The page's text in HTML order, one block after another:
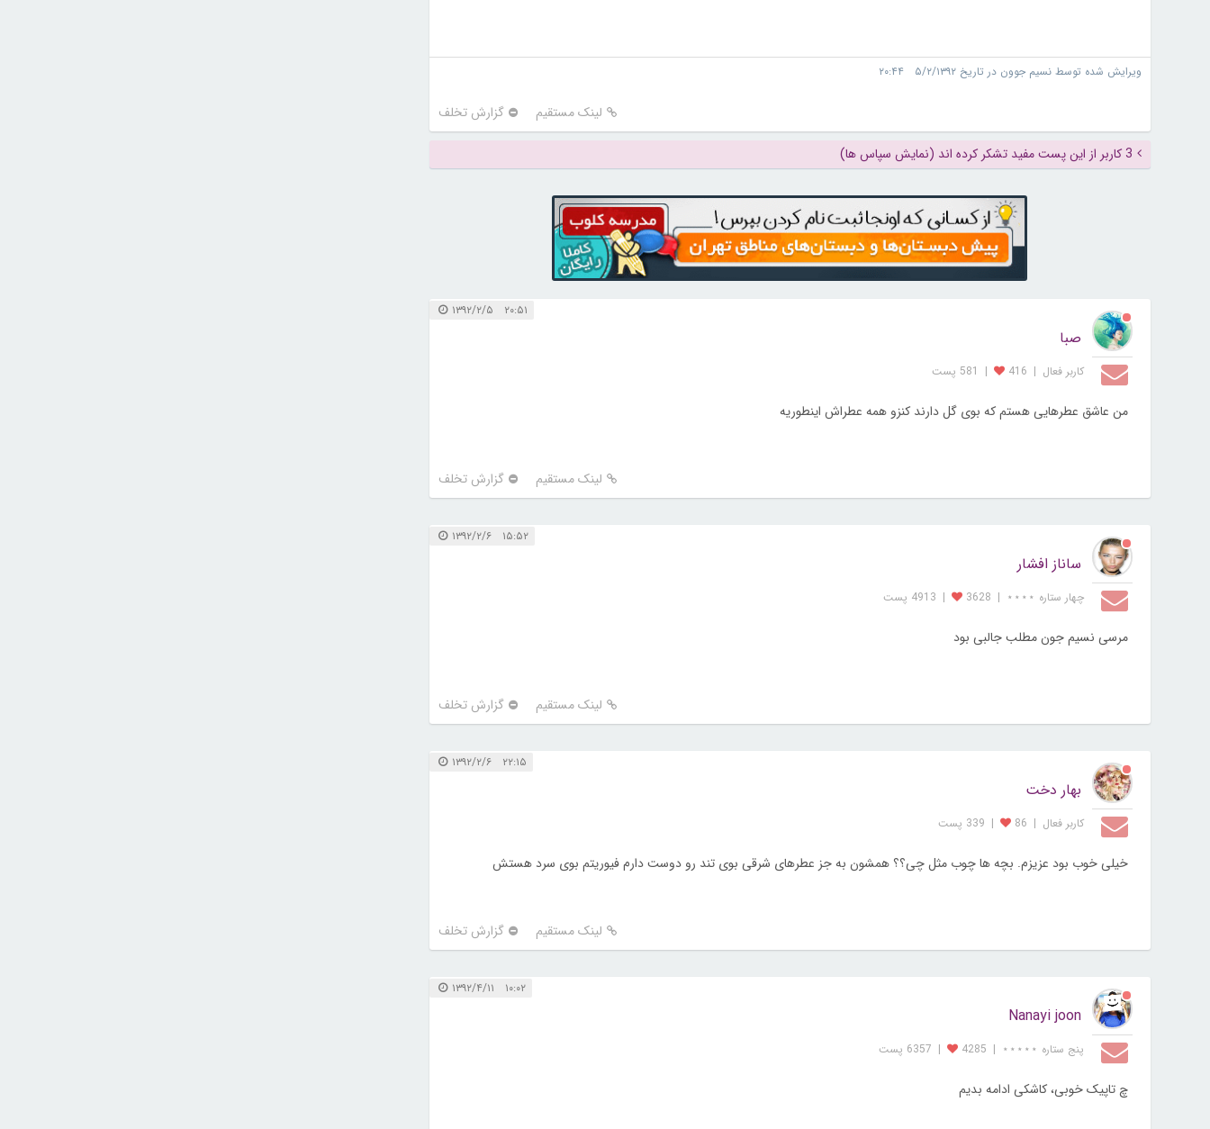
ویرایش شده توسط نسیم جوون در تاریخ ۵/۲/۱۳۹۲ ۲۰:۴۴
لینک مستقیم گزارش تخلف
3 کاربر از این پست مفید تشکر کرده اند (نمایش سپاس ها)
۲۰:۵۱ ۱۳۹۲/۲/۵
صبا
کاربر فعال |
416
| 581 پست
من عاشق عطرهایی هستم که بوی گل دارند کنزو همه عطراش اینطوریه
لینک مستقیم گزارش تخلف
۱۵:۵۲ ۱۳۹۲/۲/۶
ساناز افشار
چهار ستاره ⋆⋆⋆⋆ |
3628
| 4913 پست
مرسی نسیم جون مطلب جالبی بود
لینک مستقیم گزارش تخلف
۲۲:۱۵ ۱۳۹۲/۲/۶
بهار دخت
کاربر فعال |
86
| 339 پست
خیلی خوب بود عزیزم. بچه ها چوب مثل چی؟؟ همشون به جز عطرهای شرقی بوی تند رو دوست دارم فیوریتم بوی سرد هستش
لینک مستقیم گزارش تخلف
۱۰:۰۲ ۱۳۹۲/۴/۱۱
Nanayi joon
پنج ستاره ⋆⋆⋆⋆⋆ |
4285
| 6357 پست
چ تاپیک خوبی، کاشکی ادامه بدیم